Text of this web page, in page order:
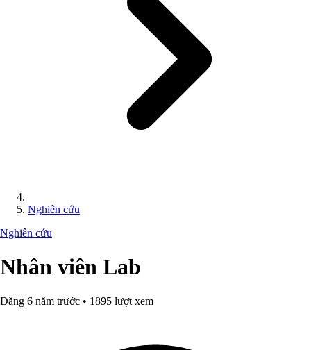
Nghiên cứu
Nghiên cứu
Nhân viên Lab
Đăng 6 năm trước • 1895 lượt xem